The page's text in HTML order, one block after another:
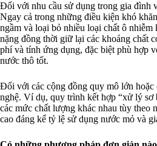
Đối với nhu cầu sử dụng trong gia đình
Ngay cả trong những điều kiện khó
ngầm và loại bỏ nhiều loại chất ô
nặng đồng thời giữ lại các khoáng chất
phí và tính ứng dụng, đặc biệt phù hợp
nước thô tốt.
Đối với các cộng đồng quy mô lớn hoặc
nghệ. Ví dụ, quy trình kết hợp “xử lý sơ
các mức chất lượng khác nhau tùy theo
cao đáng kể tỷ lệ sử dụng nước mỏ và